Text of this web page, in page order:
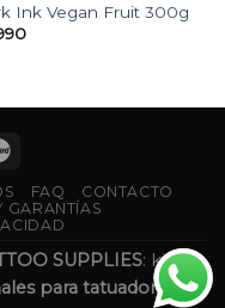
Ink Vegan Fruit 300g
FAQ
CONTACTO
GARANTÍAS
SUPPLIES: kits,
para tatuadores.